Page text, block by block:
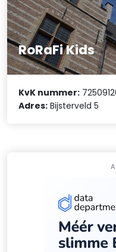
RoRaFi Kids
KvK nummer:
Adres: Bijsterveld 5